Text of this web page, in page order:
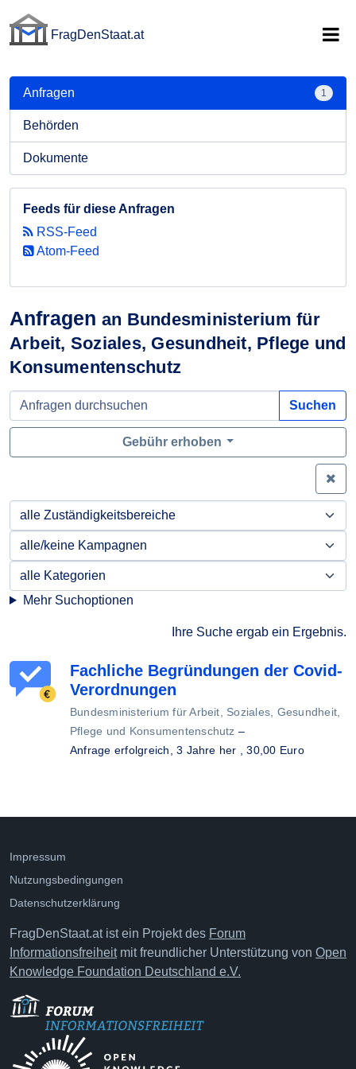
FragDenStaat.at
Anfragen an Bundesministerium für
Arbeit, Soziales, Gesundheit, Pflege und
Konsumentenschutz
Suchen
Gebühr erhoben
Mehr Suchoptionen
Ihre Suche ergab ein Ergebnis.
Fachliche Begründungen der Covid-
Verordnungen
Bundesministerium für Arbeit, Soziales, Gesundheit,
Pflege und Konsumentenschutz –
Anfrage erfolgreich,3 Jahre her , 30,00 Euro
Anfragen 1
Behörden
Dokumente
Feeds für diese Anfragen
RSS-Feed
Atom-Feed
Impressum
Nutzungsbedingungen
Datenschutzerklärung
FragDenStaat.at ist ein Projekt des Forum
Informationsfreiheitmit freundlicher Unterstützung von Open
Knowledge Foundation Deutschland e.V.